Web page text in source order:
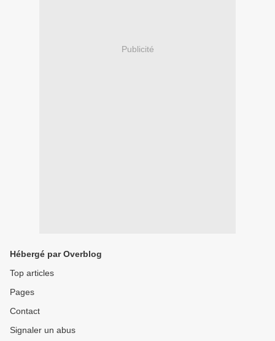
Publicité
Hébergé par Overblog
Top articles
Pages
Contact
Signaler un abus